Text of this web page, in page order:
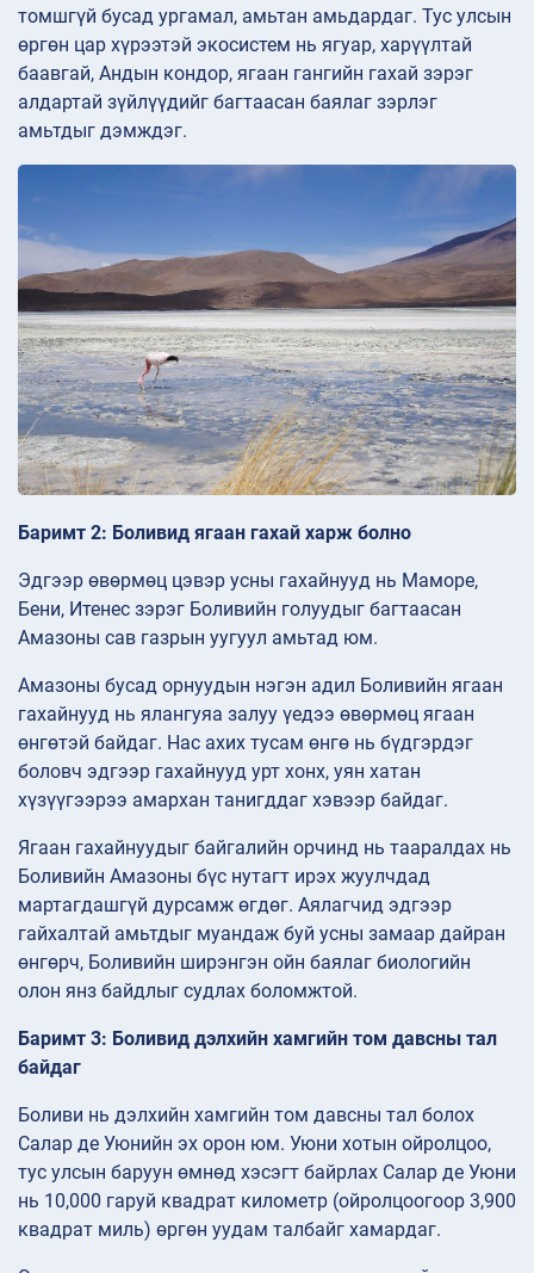
томшгүй бусад ургамал, амьтан амьдардаг. Тус улсын
өргөн цар хүрээтэй экосистем нь ягуар, харүүлтай
баавгай, Андын кондор, ягаан гангийн гахай зэрэг
алдартай зүйлүүдийг багтаасан баялаг зэрлэг
амьтдыг дэмждэг.
Баримт 2: Боливид ягаан гахай харж болно
Эдгээр өвөрмөц цэвэр усны гахайнууд нь Мамope,
Бени, Итенес зэрэг Боливийн голуудыг багтаасан
Амазоны сав газрын уугуул амьтад юм.
Амазоны бусад орнуудын нэгэн адил Боливийн ягаан
гахайнууд нь ялангуяа залуу үедээ өвөрмөц ягаан
өнгөтэй байдаг. Нас ахих тусам өнгө нь бүдгэрдэг
боловч эдгээр гахайнууд урт хонх, уян хатан
хүзүүгээрээ амархан танигддаг хэвээр байдаг.
Ягаан гахайнуудыг байгалийн орчинд нь тааралдах нь
Боливийн Амазоны бүс нутагт ирэх жуулчдад
мартагдашгүй дурсамж өгдөг. Аялагчид эдгээр
гайхалтай амьтдыг муандаж буй усны замаар дайран
өнгөрч, Боливийн ширэнгэн ойн баялаг биологийн
олон янз байдлыг судлах боломжтой.
Баримт 3: Боливид дэлхийн хамгийн том давсны тал
байдаг
Боливи нь дэлхийн хамгийн том давсны тал болох
Салар де Уюнийн эх орон юм. Уюни хотын ойролцоо,
тус улсын баруун өмнөд хэсэгт байрлах Салар де Уюни
нь 10,000 гаруй квадрат километр (ойролцоогоор 3,900
квадрат миль) өргөн уудам талбайг хамардаг.